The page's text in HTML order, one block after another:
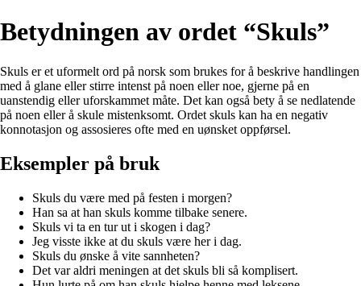
Betydningen av ordet “Skuls”
Skuls er et uformelt ord på norsk som brukes for å beskrive handlingen
med å glane eller stirre intenst på noen eller noe, gjerne på en
uanstendig eller uforskammet måte. Det kan også bety å se nedlatende
på noen eller å skule mistenksomt. Ordet skuls kan ha en negativ
konnotasjon og assosieres ofte med en uønsket oppførsel.
Eksempler på bruk
Skuls du være med på festen i morgen?
Han sa at han skuls komme tilbake senere.
Skuls vi ta en tur ut i skogen i dag?
Jeg visste ikke at du skuls være her i dag.
Skuls du ønske å vite sannheten?
Det var aldri meningen at det skuls bli så komplisert.